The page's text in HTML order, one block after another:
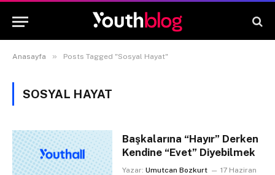
Anasayfa » Posts Tagged "Sosyal Hayat"
SOSYAL HAYAT
Başkalarına “Hayır” Derken
Kendine “Evet” Diyebilmek
Yazar: Umutcan Bozkurt
17 Haziran